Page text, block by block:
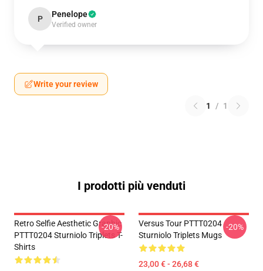
P Penelope
Verified owner
Write your review
1 / 1
I prodotti più venduti
Retro Selfie Aesthetic Graphic
PTTT0204 Sturniolo Triplets T-
Shirts
-20%
Versus Tour PTTT0204
Sturniolo Triplets Mugs
23,00 € - 26,68 €
-20%